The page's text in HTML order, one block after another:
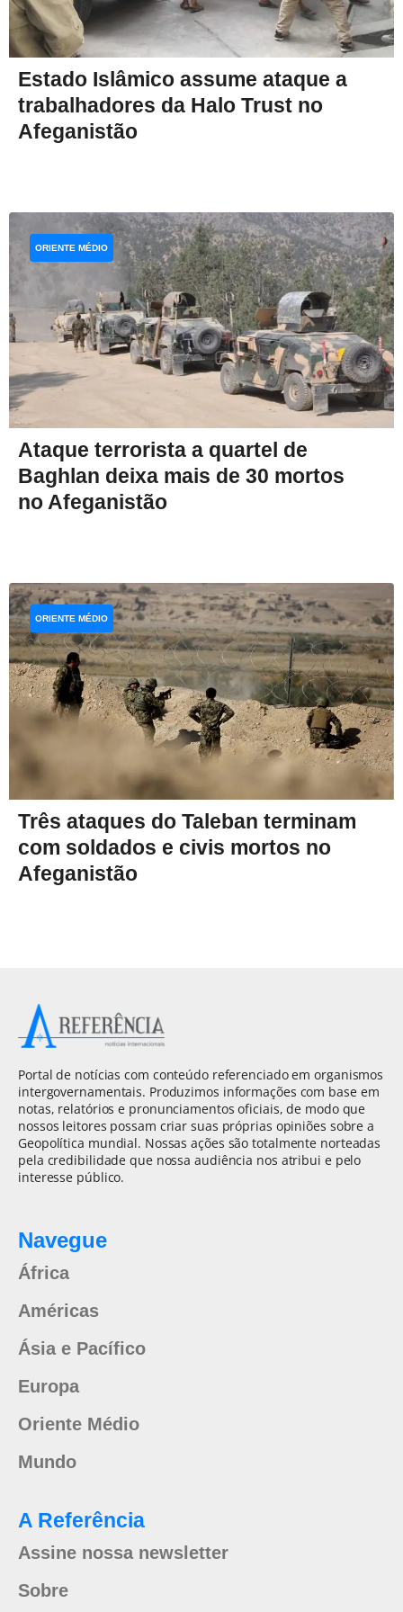
Estado Islâmico assume ataque a
trabalhadores da Halo Trust no
Afeganistão
Ataque terrorista a quartel de
Baghlan deixa mais de 30 mortos
no Afeganistão
ORIENTE MÉDIO
Três ataques do Taleban terminam
com soldados e civis mortos no
Afeganistão
ORIENTE MÉDIO
Portal de notícias com conteúdo referenciado em organismos
intergovernamentais. Produzimos informações com base em
notas, relatórios e pronunciamentos oficiais, de modo que
nossos leitores possam criar suas próprias opiniões sobre a
Geopolítica mundial. Nossas ações são totalmente norteadas
pela credibilidade que nossa audiência nos atribui e pelo
interesse público.
Navegue
África
Américas
Ásia e Pacífico
Europa
Oriente Médio
Mundo
A Referência
Assine nossa newsletter
Sobre